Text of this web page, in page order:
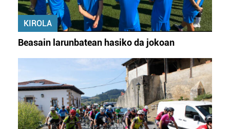
KIROLA
Beasain larunbatean hasiko da jokoan